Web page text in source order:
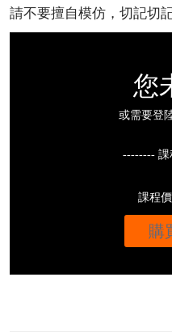
請不要擅自模仿，切記切記
您
或需要登
-------- 課
課程
購